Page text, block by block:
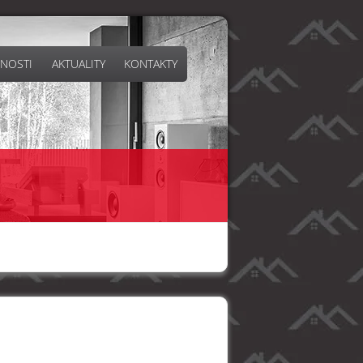
AKTUALITY KONTAKTY